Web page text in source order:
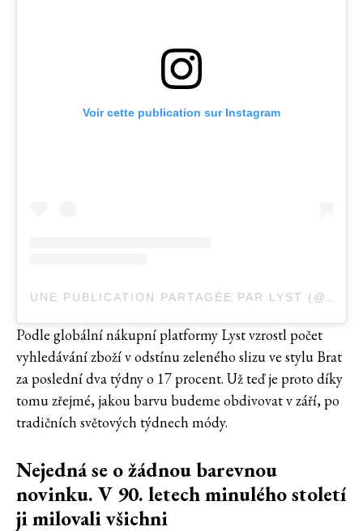
Voir cette publication sur Instagram
UNE PUBLICATION PARTAGÉE PAR LYST (@LYST)
Podle globální nákupní platformy Lyst vzrostl počet
vyhledávání zboží v odstínu zeleného slizu ve stylu Brat
za poslední dva týdny o 17 procent. Už teď je proto díky
tomu zřejmé, jakou barvu budeme obdivovat v září, po
tradičních světových týdnech módy.
Nejedná se o žádnou barevnou
novinku. V 90. letech minulého století
ji milovali všichni